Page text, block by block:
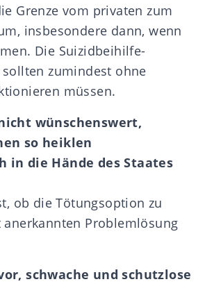
Grenze vom privaten zum
insbesondere dann, wenn
Die Suizidbeihilfe-
zumindest ohne
müssen.
wünschenswert,
so heiklen
in die Hände des Staates
ob die Tötungsoption zu
anerkannten Problemlösung
schwache und schutzlose